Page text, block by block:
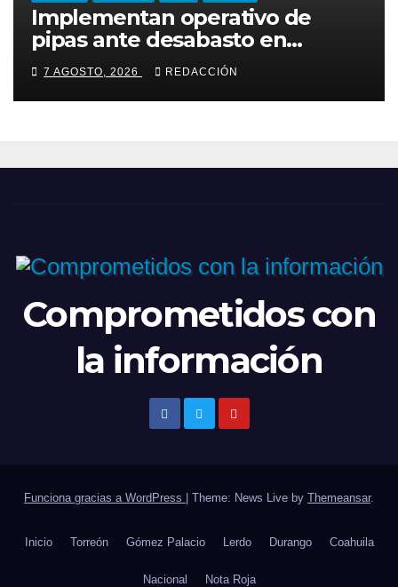
Implementan operativo de
pipas ante desabasto en
Torreón
7 AGOSTO, 2026 REDACCIÓN
Comprometidos con
la información
Funciona gracias a WordPress | Theme: News Live by Themeansar.
Inicio Torreón Gómez Palacio Lerdo Durango Coahuila
Nacional Nota Roja